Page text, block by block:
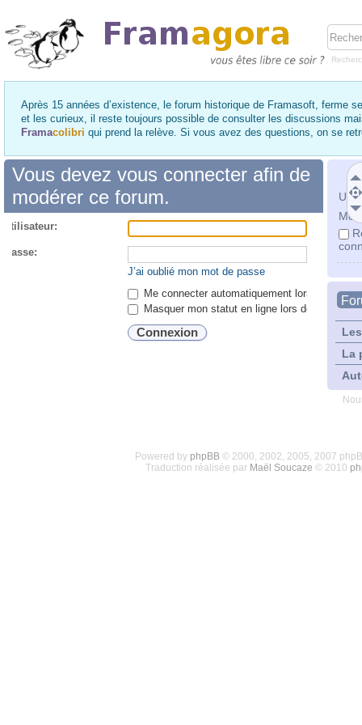
Après 15 années d’existence, le forum historique de Framasoft, ferme
et les curieux, il reste toujours possible de consulter les discussions
Framacolibri qui prend la relève. Si vous avez des questions, on se
Mot
La
Vous devez vous connecter afin de
modérer ce forum.
passe:
J’ai oublié mon mot de passe
Me connecter automatiquement lors de
Masquer mon statut en ligne lors de cette
Powered by phpBB© 2000, 2002, 2005, 2007
Traduction réalisée par Maël Soucaze © 2010